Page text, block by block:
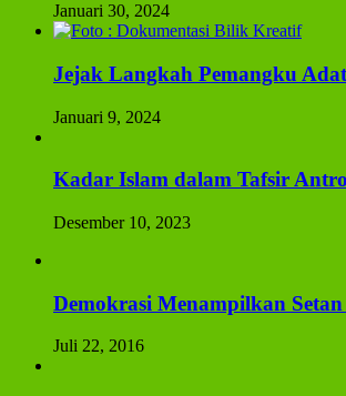
Januari 30, 2024
Jejak Langkah Pemangku
Januari 9, 2024
Kadar Islam dalam Tafsir
Desember 10, 2023
Demokrasi Menampilkan
Juli 22, 2016